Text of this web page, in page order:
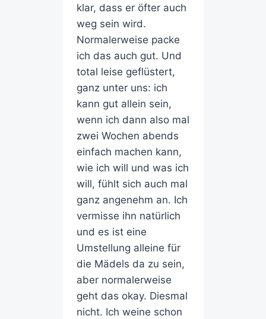
klar, dass er öfter auch
weg sein wird.
Normalerweise packe
ich das auch gut. Und
total leise geflüstert,
ganz unter uns: ich
kann gut allein sein,
wenn ich dann also mal
zwei Wochen abends
einfach machen kann,
wie ich will und was ich
will, fühlt sich auch mal
ganz angenehm an. Ich
vermisse ihn natürlich
und es ist eine
Umstellung alleine für
die Mädels da zu sein,
aber normalerweise
geht das okay. Diesmal
nicht. Ich weine schon